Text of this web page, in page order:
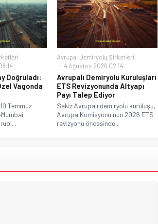
Doğruladı:
Vagonda
Temmuz
Avrupa, Demiryolu Şirketleri
4 Ağustos 2026 02:14
Avrupalı Demiryolu Kuruluşları
ETS Revizyonunda Altyapı
Payı Talep Ediyor
Sekiz Avrupalı demiryolu kuruluşu,
Avrupa Komisyonu'nun 2026 ETS
revizyonu öncesinde...